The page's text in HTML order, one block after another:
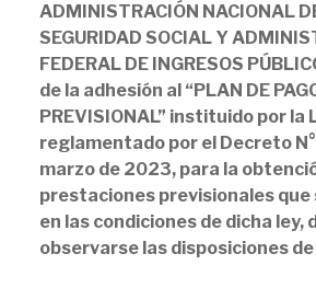
ADMINISTRACIÓN NACIONAL
SEGURIDAD SOCIAL Y
FEDERAL DE INGRESOS
de la adhesión al “PLAN DE
PREVISIONAL” instituido por la
reglamentado por el Decreto
marzo de 2023, para la
prestaciones previsionales que
en las condiciones de dicha ley,
observarse las disposiciones